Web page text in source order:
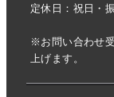
定休日：祝日・
※お問い合わせ
上げます。